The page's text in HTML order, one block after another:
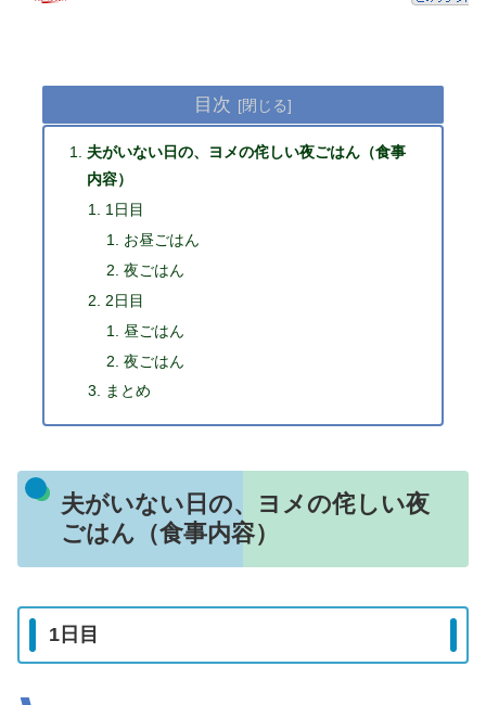
目次
夫がいない日の、ヨメの侘しい夜ごはん（食事
内容）
1日目
お昼ごはん
夜ごはん
2日目
昼ごはん
夜ごはん
まとめ
夫がいない日の、ヨメの侘しい夜
ごはん（食事内容）
1日目